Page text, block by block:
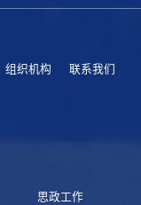
组织机构 联系我们
思政工作